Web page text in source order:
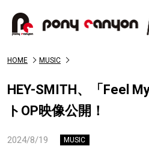
HOME MUSIC
HEY-SMITH、「Feel
トOP映像公開！
2024/8/19 MUSIC